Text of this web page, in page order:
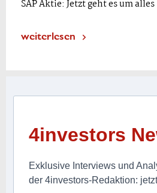
SAP Aktie: Jetzt geht es um alles
weiterlesen
4investors
Exklusive Interviews und
der 4investors-Redaktion: